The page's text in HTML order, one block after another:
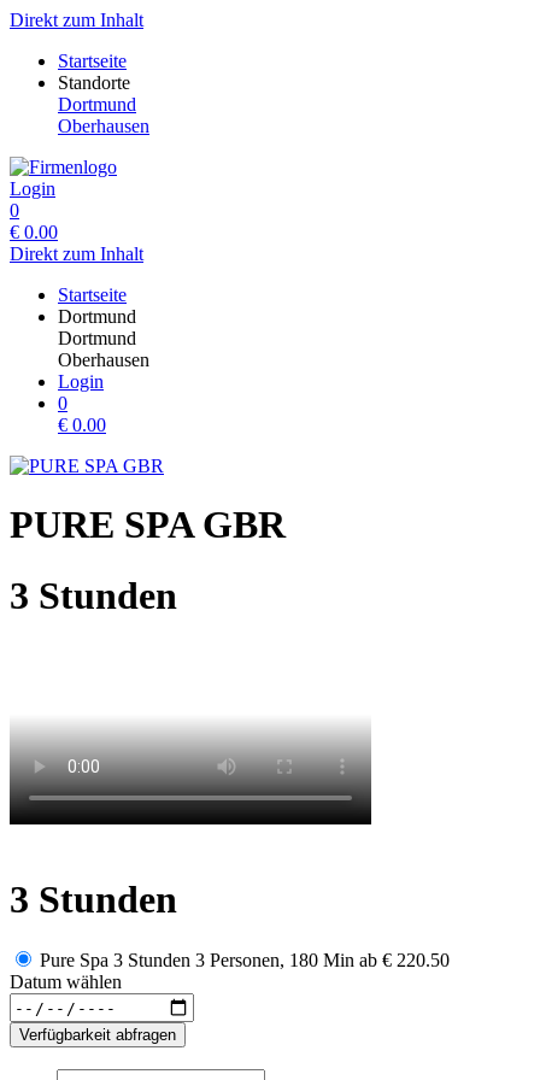
Direkt zum Inhalt
Startseite
Standorte
Dortmund
Oberhausen
Login
0
€ 0.00
Direkt zum Inhalt
Startseite
Dortmund
Dortmund
Oberhausen
Login
0
€ 0.00
PURE SPA GBR
3 Stunden
3 Stunden
Pure Spa 3 Stunden 3 Personen, 180 Min ab € 220.50
Datum wählen
Verfügbarkeit abfragen